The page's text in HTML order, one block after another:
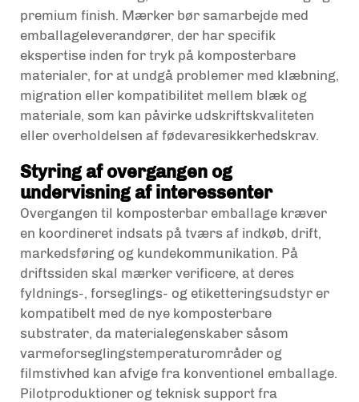
premium finish. Mærker bør samarbejde med
emballageleverandører, der har specifik
ekspertise inden for tryk på komposterbare
materialer, for at undgå problemer med klæbning,
migration eller kompatibilitet mellem blæk og
materiale, som kan påvirke udskriftskvaliteten
eller overholdelsen af fødevaresikkerhedskrav.
Styring af overgangen og
undervisning af interessenter
Overgangen til komposterbar emballage kræver
en koordineret indsats på tværs af indkøb, drift,
markedsføring og kundekommunikation. På
driftssiden skal mærker verificere, at deres
fyldnings-, forseglings- og etiketteringsudstyr er
kompatibelt med de nye komposterbare
substrater, da materialegenskaber såsom
varmeforseglingstemperaturområder og
filmstivhed kan afvige fra konventionel emballage.
Pilotproduktioner og teknisk support fra